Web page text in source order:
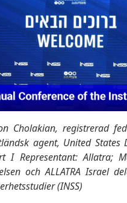
Cholakian, registrerad
agent, United
I Representant: Allatra;
och ALLATRA Israel
(INSS)